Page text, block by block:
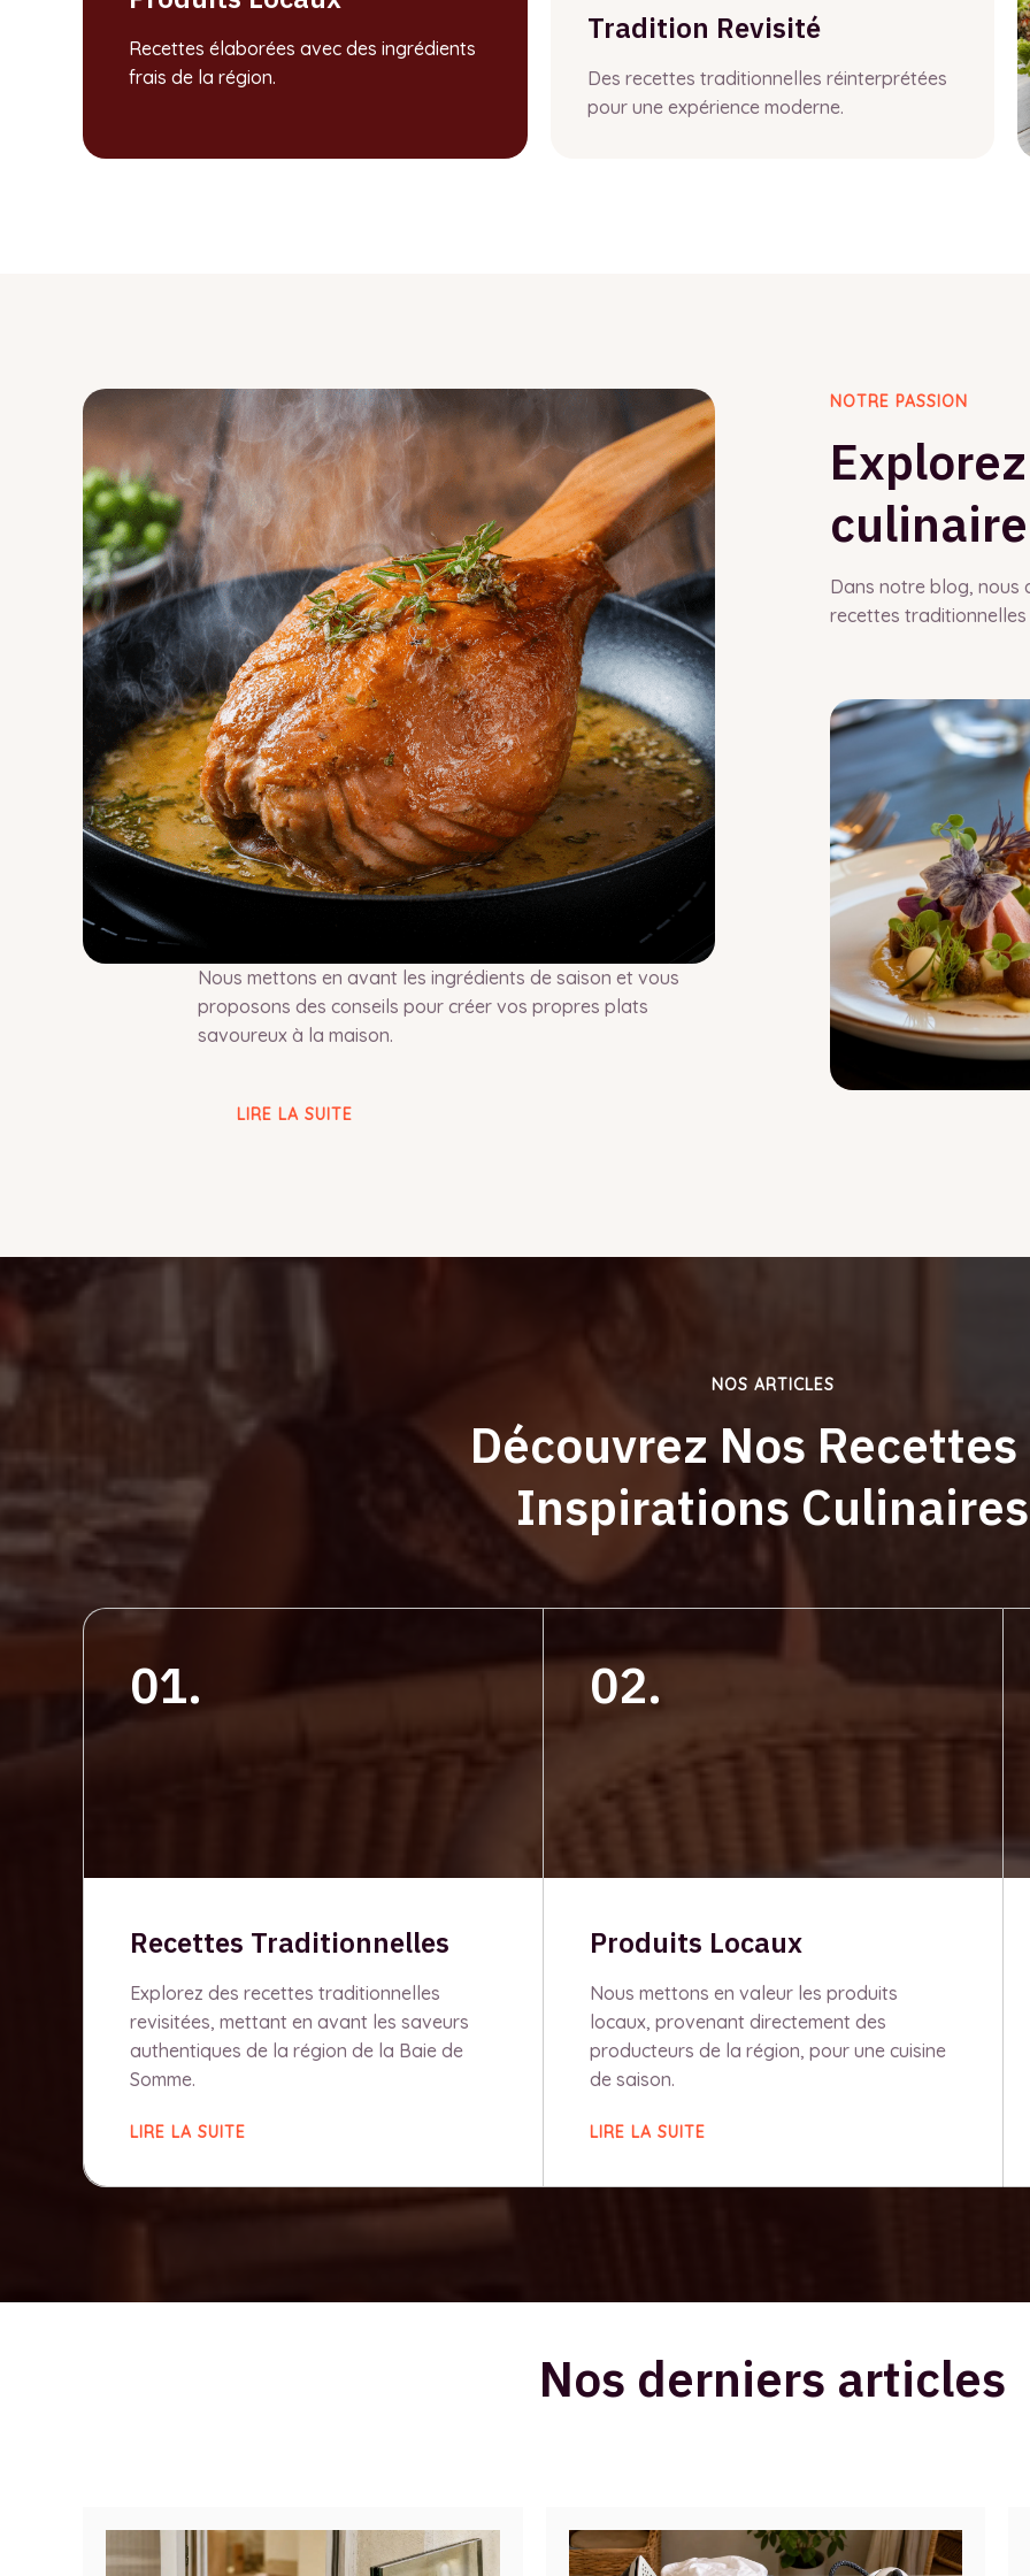
Recettes élaborées avec des ingrédients
frais de la région.
Tradition Revisité
Des recettes traditionnelles réinterprétées
pour une expérience moderne.
Nous mettons en avant les ingrédients de saison et vous
proposons des conseils pour créer vos propres plats
savoureux à la maison.
LIRE LA SUITE
NOTRE PASSION
Dans notre blog, nous
recettes
NOS ARTICLES
Découvrez Nos
Inspirations Culinaires
01.
Recettes Traditionnelles
Explorez des recettes traditionnelles
revisitées, mettant en avant les saveurs
authentiques de la région de la Baie de
Somme.
LIRE LA SUITE
02.
Produits Locaux
Nous mettons en valeur les produits
locaux, provenant directement des
producteurs de la région, pour une cuisine
de saison.
LIRE LA SUITE
Nos derniers articles